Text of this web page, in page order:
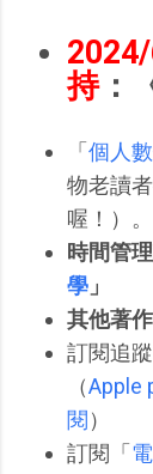
持：
「個人
物老讀
喔！ ）。
時間管
學 」
其他著
訂閱追
（Apple
閱）
訂閱「